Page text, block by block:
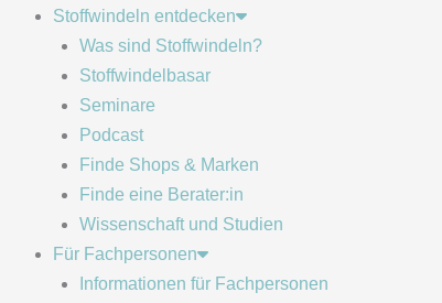
Stoffwindeln entdecken
Was sind Stoffwindeln?
Stoffwindelbasar
Seminare
Podcast
Finde Shops & Marken
Finde eine Berater:in
Wissenschaft und Studien
Für Fachpersonen
Informationen für Fachpersonen